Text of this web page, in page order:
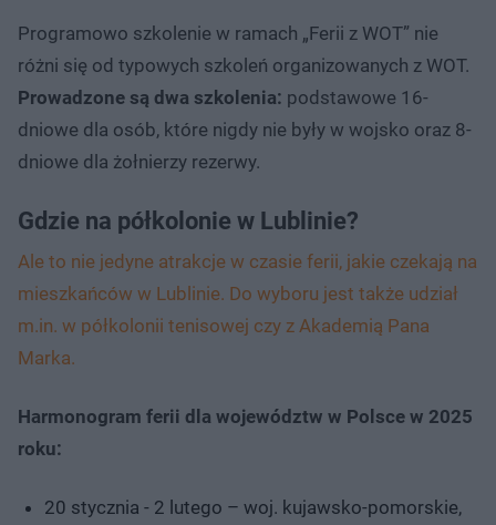
Programowo szkolenie w ramach „Ferii z WOT” nie
różni się od typowych szkoleń organizowanych z WOT.
Prowadzone są dwa szkolenia: podstawowe 16-
dniowe dla osób, które nigdy nie były w wojsko oraz 8-
dniowe dla żołnierzy rezerwy.
Gdzie na półkolonie w Lublinie?
Ale to nie jedyne atrakcje w czasie ferii, jakie czekają na
mieszkańców w Lublinie. Do wyboru jest także udział
m.in. w półkolonii tenisowej czy z Akademią Pana
Marka.
Harmonogram ferii dla województw w Polsce w 2025
roku:
20 stycznia - 2 lutego – woj. kujawsko-pomorskie,